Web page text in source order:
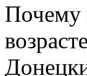
Почему